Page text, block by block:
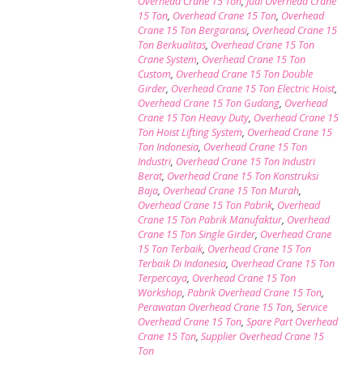
15 Ton, Overhead Crane 15 Ton, Overhead
Crane 15 Ton Bergaransi, Overhead Crane 15
Ton Berkualitas, Overhead Crane 15 Ton
Crane System, Overhead Crane 15 Ton
Custom, Overhead Crane 15 Ton Double
Girder, Overhead Crane 15 Ton Electric Hoist,
Overhead Crane 15 Ton Gudang, Overhead
Crane 15 Ton Heavy Duty, Overhead Crane 15
Ton Hoist Lifting System, Overhead Crane 15
Ton Indonesia, Overhead Crane 15 Ton
Industri, Overhead Crane 15 Ton Industri
Berat, Overhead Crane 15 Ton Konstruksi
Baja, Overhead Crane 15 Ton Murah,
Overhead Crane 15 Ton Pabrik, Overhead
Crane 15 Ton Pabrik Manufaktur, Overhead
Crane 15 Ton Single Girder, Overhead Crane
15 Ton Terbaik, Overhead Crane 15 Ton
Terbaik Di Indonesia, Overhead Crane 15 Ton
Terpercaya, Overhead Crane 15 Ton
Workshop, Pabrik Overhead Crane 15 Ton,
Perawatan Overhead Crane 15 Ton, Service
Overhead Crane 15 Ton, Spare Part Overhead
Crane 15 Ton, Supplier Overhead Crane 15
Ton